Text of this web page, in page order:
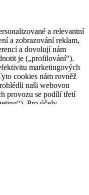
a relevantní
a zobrazování reklam,
a dovolují nám
je („profilování“).
marketingových
cookies nám rovněž
naši webovou
provozu se podílí třetí
Pro účely